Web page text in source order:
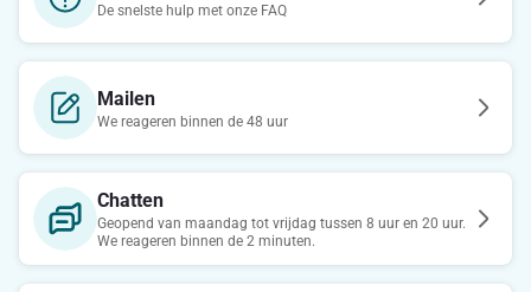
De snelste hulp met onze FAQ
Mailen
We reageren binnen de 48 uur
Chatten
Geopend van maandag tot vrijdag tussen 8 uur en 20 uur.
We reageren binnen de 2 minuten.